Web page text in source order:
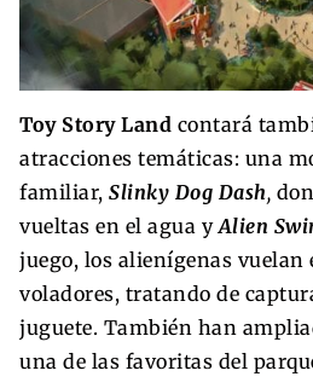
Toy Story Land contará
atracciones temáticas: una
familiar, Slinky Dog Dash,
vueltas en el agua yAlien
juego, los alienígenas
voladores, tratando de
juguete. También han
una de las favoritas del